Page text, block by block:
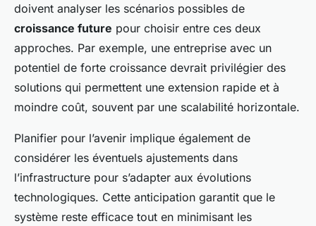
doivent analyser les scénarios possibles de
croissance future pour choisir entre ces deux
approches. Par exemple, une entreprise avec un
potentiel de forte croissance devrait privilégier des
solutions qui permettent une extension rapide et à
moindre coût, souvent par une scalabilité horizontale.
Planifier pour l’avenir implique également de
considérer les éventuels ajustements dans
l’infrastructure pour s’adapter aux évolutions
technologiques. Cette anticipation garantit que le
système reste efficace tout en minimisant les